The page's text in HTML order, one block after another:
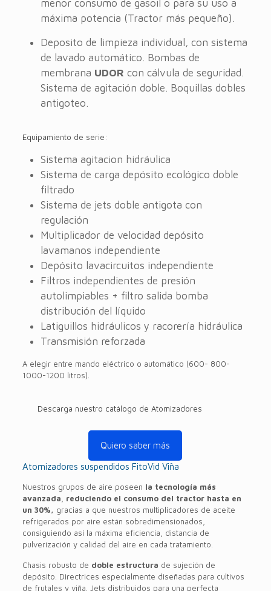
menor consumo de gasoil o para su uso a
máxima potencia (Tractor más pequeño).
Deposito de limpieza individual, con sistema
de lavado automático. Bombas de
membrana UDOR con cálvula de seguridad.
Sistema de agitación doble. Boquillas dobles
antigoteo.
Equipamiento de serie:
Sistema agitacion hidráulica
Sistema de carga depósito ecológico doble
filtrado
Sistema de jets doble antigota con
regulación
Multiplicador de velocidad depósito
lavamanos independiente
Depósito lavacircuitos independiente
Filtros independientes de presión
autolimpiables + filtro salida bomba
distribución del líquido
Latiguillos hidráulicos y racorería hidráulica
Transmisión reforzada
A elegir entre mando eléctrico o automático (600- 800-
1000-1200 litros).
Descarga nuestro catálogo de Atomizadores
Quiero saber más
Atomizadores suspendidos FitoVid Viña
Nuestros grupos de aire poseen la tecnología más
avanzada
reduciendo el consumo del tractor hasta en
un 30%, gracias a que nuestros multiplicadores de aceite
refrigerados por aire están sobredimensionados,
consiguiendo así la máxima eficiencia, distancia de
pulverización y calidad del aire en cada tratamiento.
Chasis robusto de doble estructura de sujeción de
depósito. Directrices especialmente diseñadas para cultivos
de frutales y viña. Jets distribuidos para una perfecta